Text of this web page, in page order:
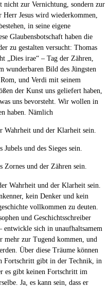
nicht zur Vernichtung, sondern zur
Jesus wird wiederkommen,
in seine eigene
Glaubensbotschaft haben die
zu gestalten versucht: Thomas
„Dies irae“ – Tag der Zähren,
wunderbaren Bild des Jüngsten
und Verdi mit seinem
der Kunst uns geliefert haben,
uns bevorsteht. Wir wollen in
haben. Nämlich
und der Klarheit sein.
und des Sieges sein.
und der Zähren sein.
Wahrheit und der Klarheit sein.
kein Denker und kein
vollkommen zu deuten.
und Geschichtsschreiber
sich in unaufhaltsamem
mehr zur Tugend kommen, und
Über diese Träume können
Fortschritt gibt in der Technik, in
es gibt keinen Fortschritt im
Ja, es kann sein, dass er